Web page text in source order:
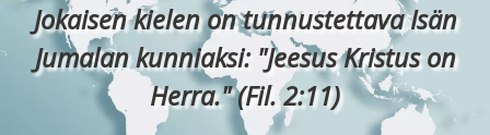
Jokaisen kielen on tunnustettava Isän
Jumalan kunniaksi: "Jeesus Kristus on
Herra." (Fil. 2:11)